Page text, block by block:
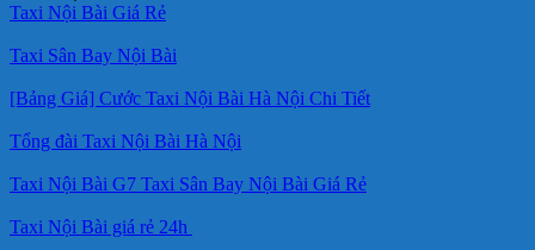
Taxi Nội Bài Giá Rẻ
Taxi Sân Bay Nội Bài
[Bảng Giá] Cước Taxi Nội Bài Hà Nội Chi Tiết
Tổng đài Taxi Nội Bài Hà Nội
Taxi Nội Bài G7 Taxi Sân Bay Nội Bài Giá Rẻ
Taxi Nội Bài giá rẻ 24h